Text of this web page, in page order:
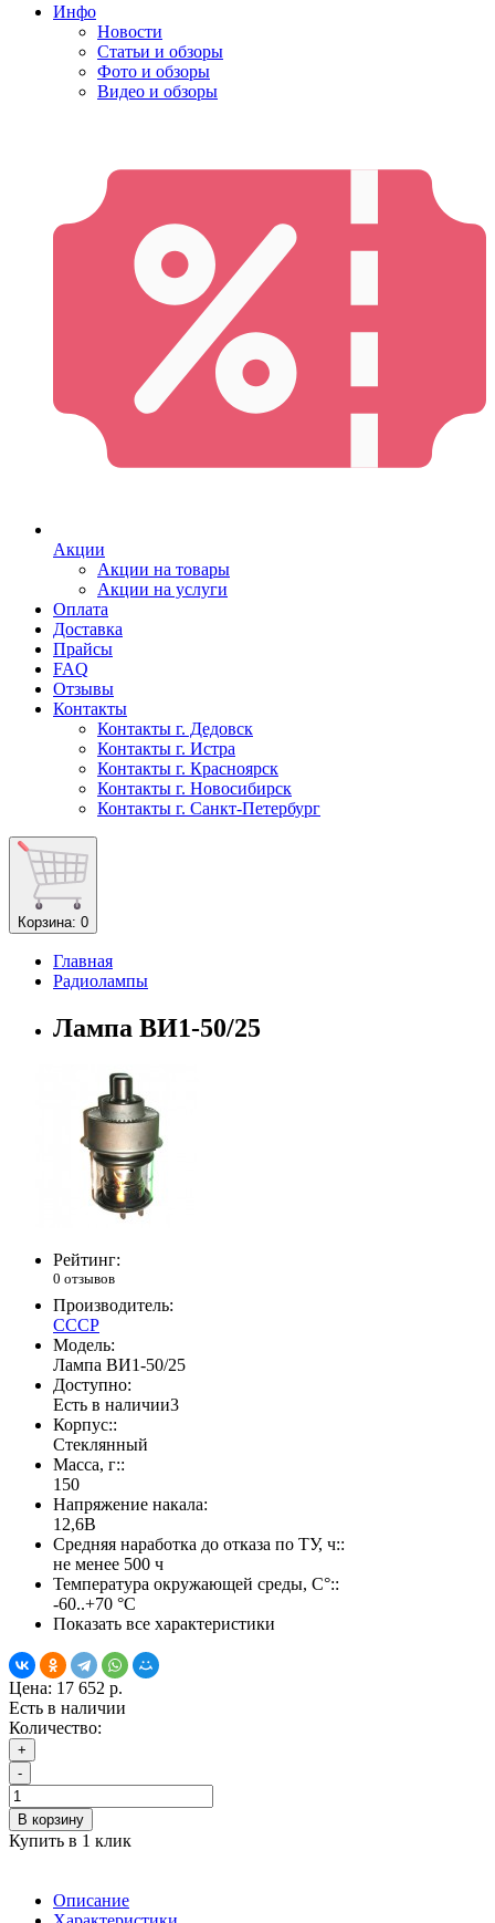
Инфо
Новости
Статьи и обзоры
Фото и обзоры
Видео и обзоры
Акции
Акции на товары
Акции на услуги
Оплата
Доставка
Прайсы
FAQ
Отзывы
Контакты
Контакты г. Дедовск
Контакты г. Истра
Контакты г. Красноярск
Контакты г. Новосибирск
Контакты г. Санкт-Петербург
Корзина: 0
Главная
Радиолампы
Лампа ВИ1-50/25
Рейтинг:
0 отзывов
Производитель:
СССР
Модель:
Лампа ВИ1-50/25
Доступно:
Есть в наличии3
Корпус::
Стеклянный
Масса, г::
150
Напряжение накала:
12,6В
Средняя наработка до отказа по ТУ, ч::
не менее 500 ч
Температура окружающей среды, С°::
-60..+70 °С
Показать все характеристики
Цена: 17 652 р.
Есть в наличии
Количество:
+
-
В корзину
Купить в 1 клик
Описание